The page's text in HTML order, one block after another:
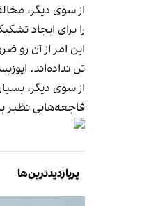
از سوی دیگر،
را برای ایجاد
این امر از آن رو
تن نداده‌اند.
از سوی دیگر،
فاجعه‌هایی نظیر
پربازدیدترین‌ها